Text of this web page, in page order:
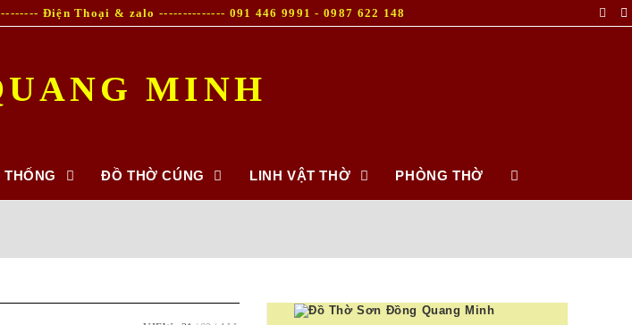
Điện Thoại & zalo -------------- 091 446 9991 - 0987 622 148
MINH
ĐỒ THỜ CÚNG LINH VẬT THỜ PHÒNG THỜ